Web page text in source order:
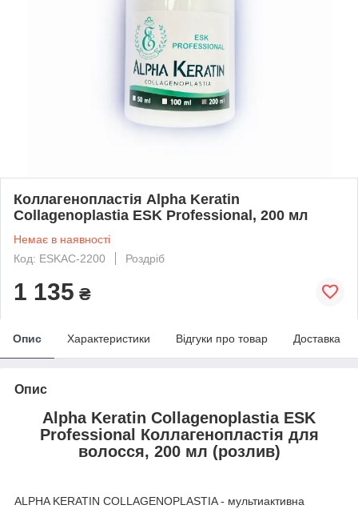
Коллагенопластія Alpha Keratin
Collagenoplastia ESK Professional, 200 мл
Немає в наявності
Код: ESKAС-2200
Роздріб
1 135 ₴
Опис Характеристики Відгуки про товар Доставка
Опис
Alpha Keratin Collagenoplastia ESK
Professional Коллагенопластія для
волосся, 200 мл (розлив)
ALPHA KERATIN COLLAGENOPLASTIA - мультиактивна